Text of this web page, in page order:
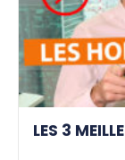
LES 3